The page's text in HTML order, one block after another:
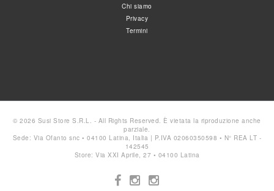
Chi siamo
Privacy
Termini
© 2026 Susi Store S.R.L. - All Rights Reserved. È vietata la riproduzione anche
parziale.
Sede: Via Ofanto snc • 04100 Latina, Italia | P.IVA 02060350598 • N° REA LT -
142545
Store: Via XXI Aprile, 27 • 04100 Latina